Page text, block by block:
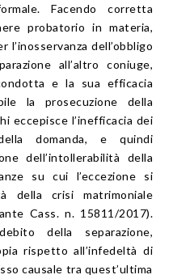
Facendo corretta
probatorio in materia,
l’inosservanza dell’obbligo
all’altro coniuge,
e la sua efficacia
la prosecuzione della
eccepisce l’inefficacia dei
domanda, e quindi
dell’intollerabilità della
su cui l’eccezione si
della crisi matrimoniale
Cass. n. 15811/2017).
della separazione,
rispetto all’infedeltà di
causale tra quest’ultima